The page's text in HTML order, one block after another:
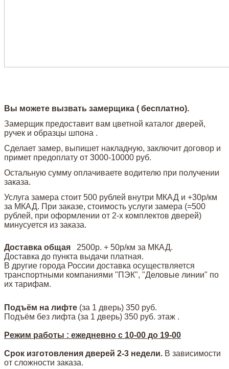
Вы можете вызвать замерщика ( бесплатно).
Замерщик предоставит вам цветной каталог дверей,
ручек и образцы шпона .
Сделает замер, выпишет накладную, заключит договор и
примет предоплату от 3000-10000 руб.
Остальную сумму оплачиваете водителю при получении
заказа.
Услуга замера стоит 500 рублей внутри МКАД и +30р/км
за МКАД. При заказе, стоимость услуги замера (=500
рублей, при оформлении от 2-х комплектов дверей)
минусуется из заказа.
Доставка общая
2500р. + 50р/км за МКАД.
Доставка до пункта выдачи платная.
В другие города России доставка осуществляется
транспортными компаниями "ПЭК", "Деловые линии" по
их тарифам.
Подъём на лифте (за 1 дверь) 350 руб.
Подъём без лифта (за 1 дверь) 350 руб. этаж .
Режим работы : ежедневно с 10-00 до 19-00
Срок изготовления дверей 2-3 недели. В зависимости
от сложности заказа.